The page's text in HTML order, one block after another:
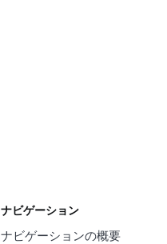
ナビゲーション
ナビゲーションの概要